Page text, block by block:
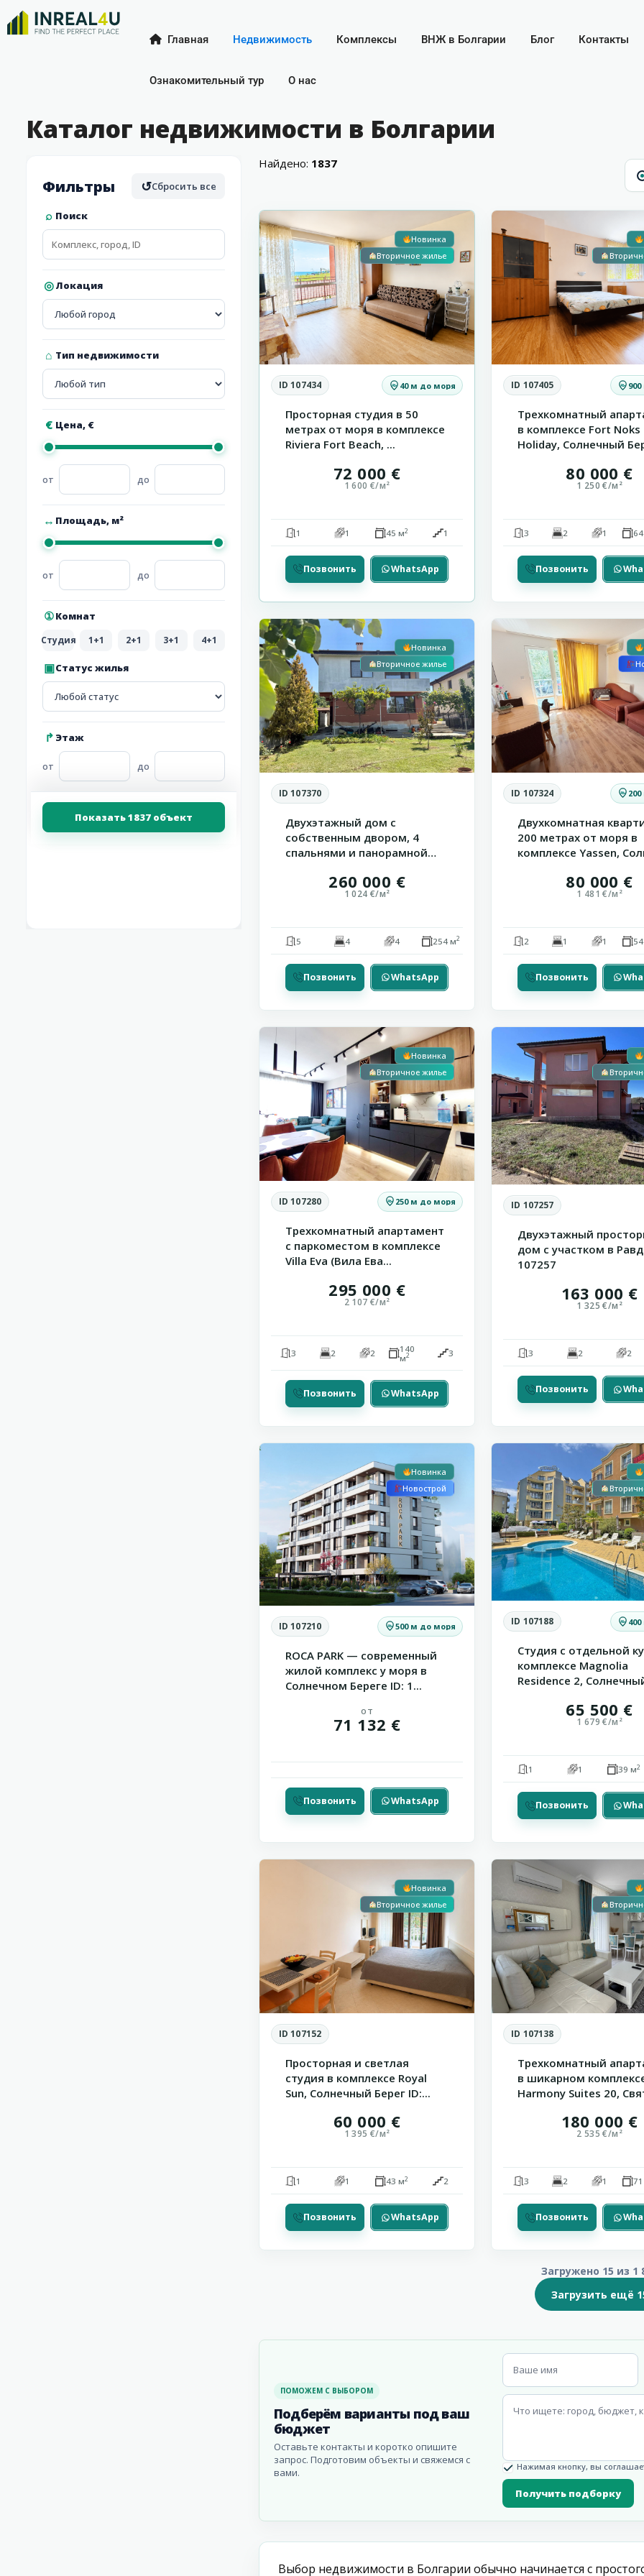
Главная Недвижимость Комплексы ВНЖ в Болгарии Блог Контакты
Ознакомительный тур О нас
Каталог недвижимости в Болгарии
Фильтры ↺Сбросить все
Поиск
Локация
Тип недвижимости
Цена, €
Площадь, м²
от до
Комнат
Студия 1+1 2+1 3+1 4+1
Статус жилья
Этаж
от до
Показать 1837 объект
Найдено: 1837
Новинка
Вторичное жилье
ID 107434 40 м до моря
Просторная студия в 50
метрах от моря в комплексе
Riviera Fort Beach, ...
72 000 €
1 600 €/м²
1 1 45 м2 1
Позвонить WhatsApp
ID 107405
Трехкомнатный
в комплексе Fort Noks
Holiday, Солнечный
80 000 €
1 250 €/м²
3 2 1
Позвонить
Кошарица
Новинка
Вторичное жилье
ID 107370
Двухэтажный дом с
собственным двором, 4
спальнями и панорамной
260 000 €
1 024 €/м²
5 4 4 254 м2
Позвонить WhatsApp
15
Берег
ID 107324
Двухкомнатная
200 метрах от моря в
комплексе Yassen,
80 000 €
1 481 €/м²
2 1 1
Позвонить
Влас
Новинка
Вторичное жилье
ID 107280 250 м до моря
Трехкомнатный апартамент
с паркоместом в комплексе
Villa Eva (Вила Ева...
295 000 €
2 107 €/м²
3 2 2
140
м2 3
Позвонить WhatsApp
21 Равда
ID 107257
Двухэтажный
дом с участком в
107257
163 000 €
1 325 €/м²
3 2 2
Позвонить
Берег
Новинка
Новострой
ID 107210 500 м до моря
ROCA PARK — современный
жилой комплекс у моря в
Солнечном Береге ID: 1...
от
71 132 €
Позвонить WhatsApp
13
Берег
ID 107188
Студия с отдельной
комплексе Magnolia
Residence 2,
65 500 €
1 679 €/м²
1 1 39 м2
Позвонить
Берег
Новинка
Вторичное жилье
ID 107152
Просторная и светлая
студия в комплексе Royal
Sun, Солнечный Берег ID:...
60 000 €
1 395 €/м²
1 1 43 м2 2
Позвонить WhatsApp
13
Влас
ID 107138
Трехкомнатный
в шикарном
Harmony Suites 20,
180 000 €
2 535 €/м²
3 2 1
Позвонить
Загружено 15 из 1
Загрузить ещё
ПОМОЖЕМ С ВЫБОРОМ
Подберём варианты под ваш
бюджет
Оставьте контакты и коротко опишите
запрос. Подготовим объекты и свяжемся с
вами.
Нажимая кнопку, вы
Получить подборку
Выбор недвижимости в Болгарии обычно начинается с